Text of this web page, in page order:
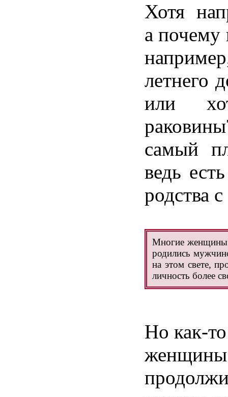
Хотя
апочему
например
летнего
или
раковины
самый
ведь есть
родства с
Многие женщины
родились
на этом свете,
личность более
Но как-то
женщины